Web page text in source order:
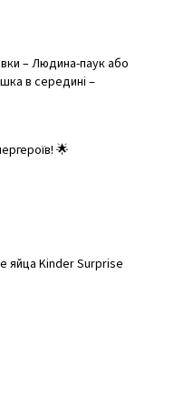
– Людина-паук або
в середині –
🌟
яйца Kinder Surprise